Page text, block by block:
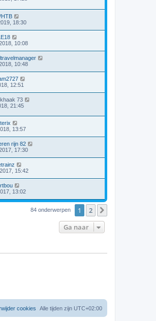
18:30
10:08
10:48
12:51
73
21:45
13:57
rijn 82
17:30
15:42
13:02
84 onderwerpen 1 2
Ga naar
Alle tijden zijn UTC+02:00
cookies